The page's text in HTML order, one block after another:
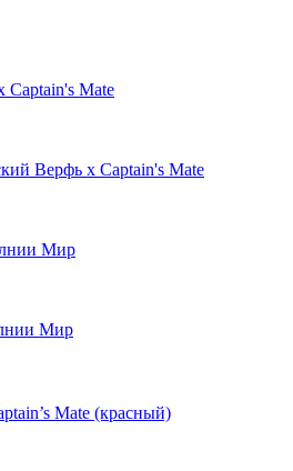
Captain's Mate
Верфь х Captain's Mate
Мир
Мир
Mate (красный)